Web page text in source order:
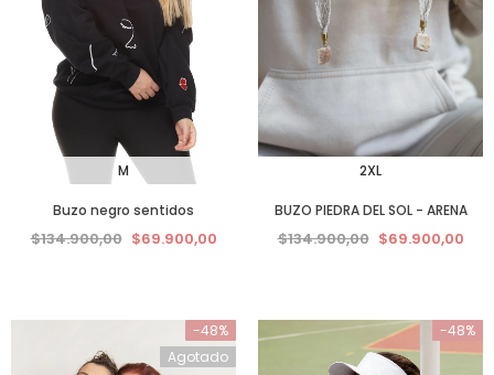
M
Buzo negro sentidos
$134.900,00 $69.900,00
2XL
BUZO PIEDRA DEL SOL - ARENA
$134.900,00 $69.900,00
-48%
Agotado
-48%